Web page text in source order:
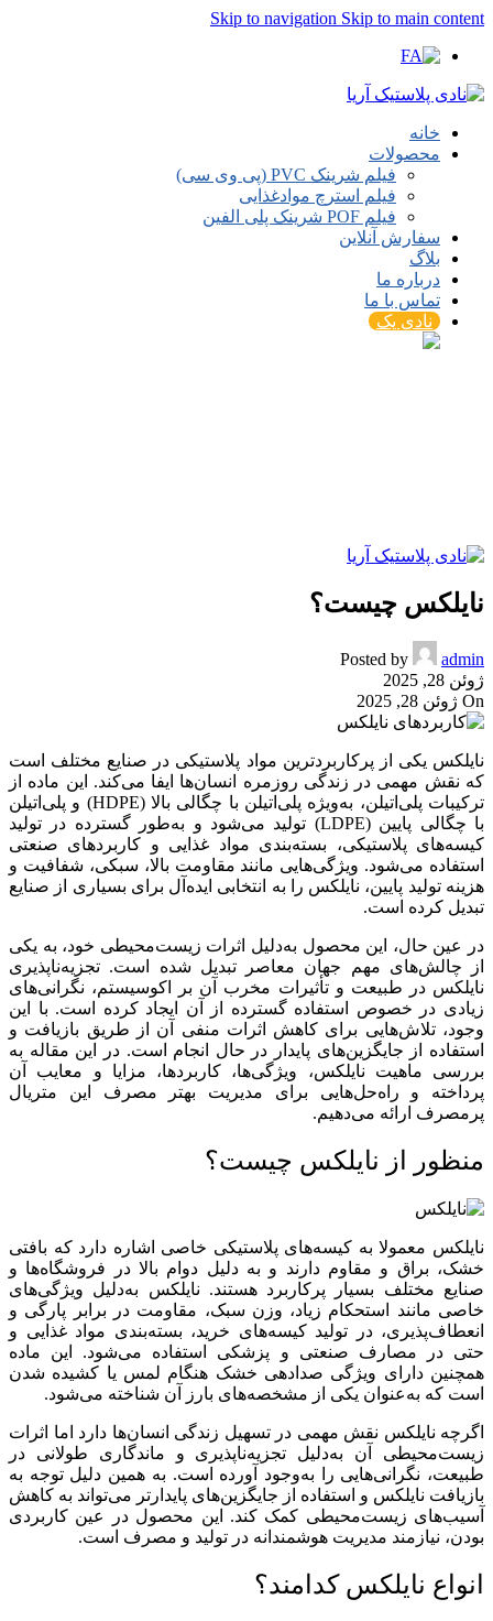
Skip to navigation Skip to main content
خانه
محصولات
فیلم شرینک PVC (پی وی سی)
فیلم استرچ موادغذایی
فیلم POF شرینک پلی الفین
سفارش آنلاین
بلاگ
درباره ما
تماس با ما
نادی پک
نایلکس چیست؟
Posted by
admin
ژوئن 28, 2025
On ژوئن 28, 2025
نایلکس یکی از پرکاربردترین مواد پلاستیکی در صنایع مختلف است
که نقش مهمی در زندگی روزمره انسان‌ها ایفا می‌کند. این ماده از
ترکیبات پلی‌اتیلن، به‌ویژه پلی‌اتیلن با چگالی بالا (HDPE) و پلی‌اتیلن
با چگالی پایین (LDPE) تولید می‌شود و به‌طور گسترده در تولید
کیسه‌های پلاستیکی، بسته‌بندی مواد غذایی و کاربردهای صنعتی
استفاده می‌شود. ویژگی‌هایی مانند مقاومت بالا، سبکی، شفافیت و
هزینه تولید پایین، نایلکس را به انتخابی ایده‌آل برای بسیاری از صنایع
تبدیل کرده است.
در عین حال، این محصول به‌دلیل اثرات زیست‌محیطی خود، به یکی
از چالش‌های مهم جهان معاصر تبدیل شده است. تجزیه‌ناپذیری
نایلکس در طبیعت و تأثیرات مخرب آن بر اکوسیستم، نگرانی‌های
زیادی در خصوص استفاده گسترده از آن ایجاد کرده است. با این
وجود، تلاش‌هایی برای کاهش اثرات منفی آن از طریق بازیافت و
استفاده از جایگزین‌های پایدار در حال انجام است. در این مقاله به
بررسی ماهیت نایلکس، ویژگی‌ها، کاربردها، مزایا و معایب آن
پرداخته و راه‌حل‌هایی برای مدیریت بهتر مصرف این متریال
پرمصرف ارائه می‌دهیم.
منظور از نایلکس چیست؟
نایلکس معمولا به کیسه‌های پلاستیکی خاصی اشاره دارد که بافتی
خشک، براق و مقاوم دارند و به دلیل دوام بالا در فروشگاه‌ها و
صنایع مختلف بسیار پرکاربرد هستند. نایلکس به‌دلیل ویژگی‌های
خاصی مانند استحکام زیاد، وزن سبک، مقاومت در برابر پارگی و
انعطاف‌پذیری، در تولید کیسه‌های خرید، بسته‌بندی مواد غذایی و
حتی در مصارف صنعتی و پزشکی استفاده می‌شود. این ماده
همچنین دارای ویژگی صدادهی خشک هنگام لمس یا کشیده شدن
است که به‌عنوان یکی از مشخصه‌های بارز آن شناخته می‌شود.
اگرچه نایلکس نقش مهمی در تسهیل زندگی انسان‌ها دارد اما اثرات
زیست‌محیطی آن به‌دلیل تجزیه‌ناپذیری و ماندگاری طولانی در
طبیعت، نگرانی‌هایی را به‌وجود آورده است. به همین دلیل توجه به
بازیافت نایلکس و استفاده از جایگزین‌های پایدارتر می‌تواند به کاهش
آسیب‌های زیست‌محیطی کمک کند. این محصول در عین کاربردی
بودن، نیازمند مدیریت هوشمندانه در تولید و مصرف است.
انواع نایلکس کدامند؟